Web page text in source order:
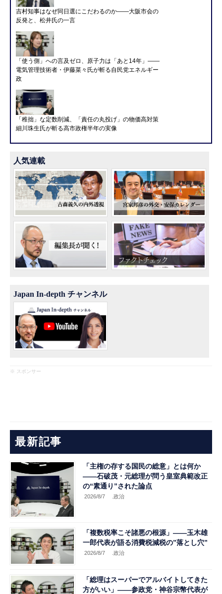
吉村知事はなぜ同日選にこだわるのか――大阪市会の
反発と、松井氏の一言
「使う側」への言及ゼロ、原子力は「あと14年」――
電気管理技術者・伊藤菜々氏が斬る自民党エネルギー
政
「稚拙」な定数削減、「責任の丸投げ」の物価高対策
細川珠生氏が斬る高市政権半年の実像
人気連載
Japan In-depth チャンネル
※ スポンサー
最新記事
「主権の存する国民の総意」とは何か
――石破茂・元総理が問う皇室典範改正
の“素通り”された論点
2026/8/7 .政治
「複数税率こそ諸悪の根源」――玉木雄
一郎代表が語る消費税減税の”落とし穴”
2026/8/7 .政治
「総理はスーパーでアルバイトしてきた
方がいい」――参政党・神谷宗幣代表が